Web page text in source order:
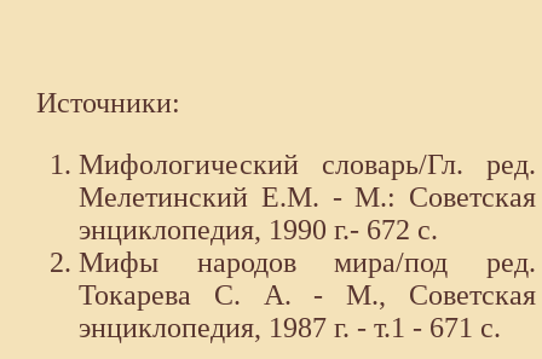
Источники:
Мифологический словарь/Гл. ред.
Мелетинский Е.М. - М.: Советская
энциклопедия, 1990 г.- 672 с.
Мифы народов мира/под ред.
Токарева С. А. - М., Советская
энциклопедия, 1987 г. - т.1 - 671 с.